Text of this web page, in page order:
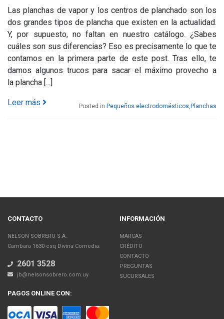
Las planchas de vapor y los centros de planchado son los
dos grandes tipos de plancha que existen en la actualidad.
Y, por supuesto, no faltan en nuestro catálogo. ¿Sabes
cuáles son sus diferencias? Eso es precisamente lo que te
contamos en la primera parte de este post. Tras ello, te
damos algunos trucos para sacar el máximo provecho a
la plancha [...]
Leer más Posted in Pequeños electrodomésticos Planchas
CONTACTO
NELSON SOBRERO S.A.
Cambara 1630 esq Divina Comedia.
2601 3528
jb@nelsonsobrero.com.uy
INFORMACIÓN
MARCAS
CRÉDITO
CONTACTO
PREGUNTAS
SUCURSALES
PAGOS ONLINE CON: